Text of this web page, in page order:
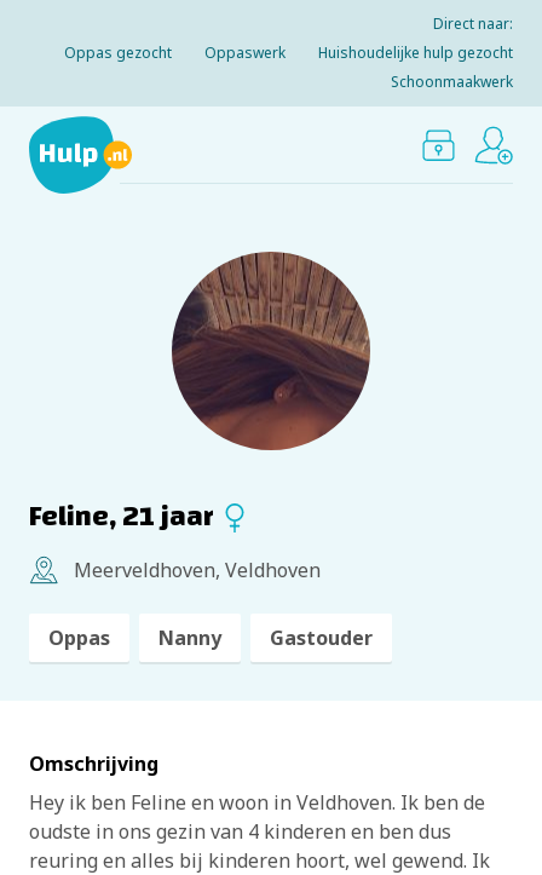
Direct naar:
Oppas gezocht
Oppaswerk
Huishoudelijke hulp gezocht
Schoonmaakwerk
Feline, 21 jaar
Meerveldhoven, Veldhoven
Oppas Nanny Gastouder
Omschrijving
Hey ik ben Feline en woon in Veldhoven. Ik ben de
oudste in ons gezin van 4 kinderen en ben dus
reuring en alles bij kinderen hoort, wel gewend. Ik